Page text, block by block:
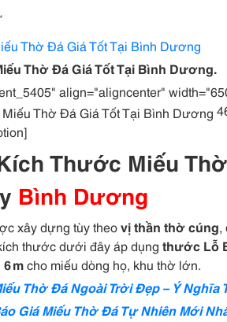
Thờ Đá Giá Tốt Tại Bình Dương
Thờ Đá Giá Tốt Tại Bình Dương.
align="aligncenter"
Thước Miếu
Bình Dương
xây dựng tùy theovị thần thờ cúng,
thước dưới đây áp dụng thước Lỗ
6 mcho miếu dòng họ, khu thờ lớn.
Thờ Đá Ngoài Trời Đẹp – Ý Nghĩa
Giá Miếu Thờ Đá Tự Nhiên Mới